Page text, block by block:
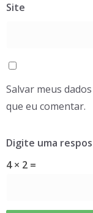
Site
Salvar meus
que eu comentar.
Digite uma
4 × 2 =